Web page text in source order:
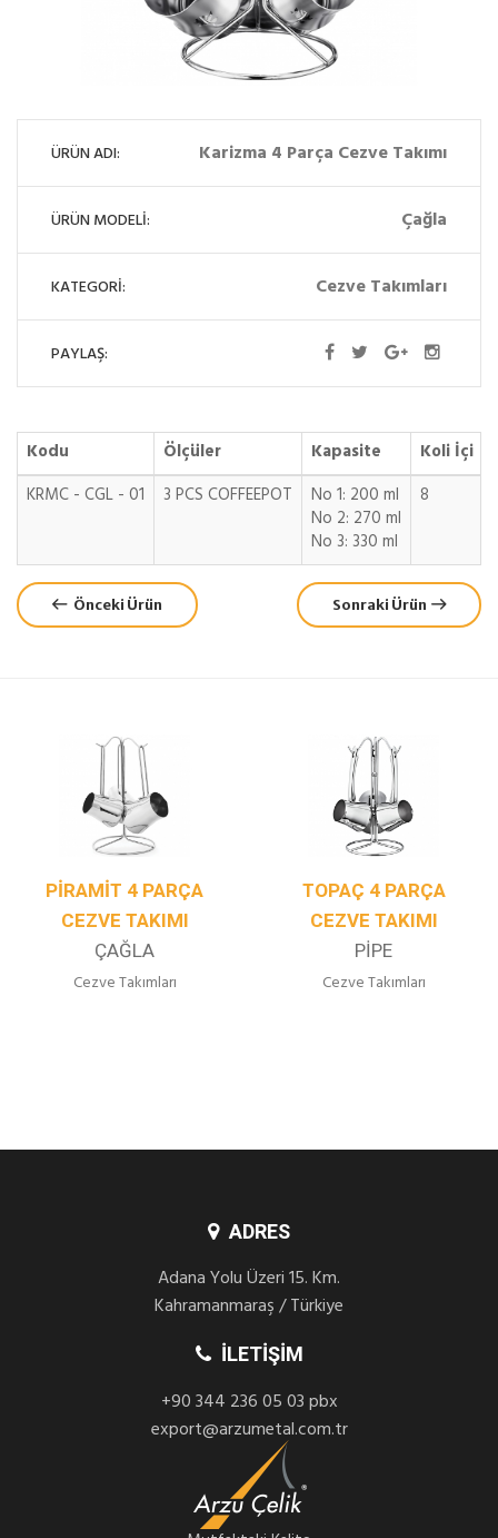
ÜRÜN ADI: Karizma 4 Parça Cezve Takımı
ÜRÜN MODELİ: Çağla
KATEGORİ: Cezve Takımları
PAYLAŞ:
Kodu Ölçüler Kapasite Koli İçi
KRMC - CGL - 01
3 PCS COFFEEPOT No 1: 200 ml
No 2: 270 ml
No 3: 330 ml
8
Önceki Ürün Sonraki Ürün
TOPAÇ 4 PARÇA
CEZVE TAKIMI
PIPE
Cezve Takımları
JUMBO 4 PARÇA
CEZVE TAKIMI
LIBERTY
Cezve Takımları
ADRES
Adana Yolu Üzeri 15. Km.
Kahramanmaraş / Türkiye
İLETIŞIM
+90 344 236 05 03 pbx
export@arzumetal.com.tr